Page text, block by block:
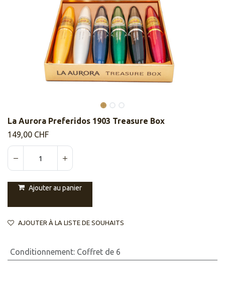
La Aurora Preferidos 1903 Treasure Box
149,00 CHF
Ajouter au panier
AJOUTER À LA LISTE DE SOUHAITS
Conditionnement: Coffret de 6